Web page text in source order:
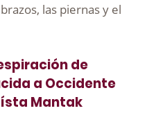
las piernas y el
de
a Occidente
Mantak